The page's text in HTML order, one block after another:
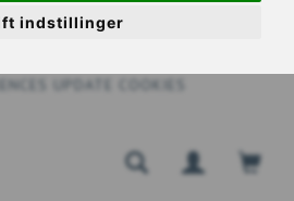
indstillinger
UPDATE COOKIES